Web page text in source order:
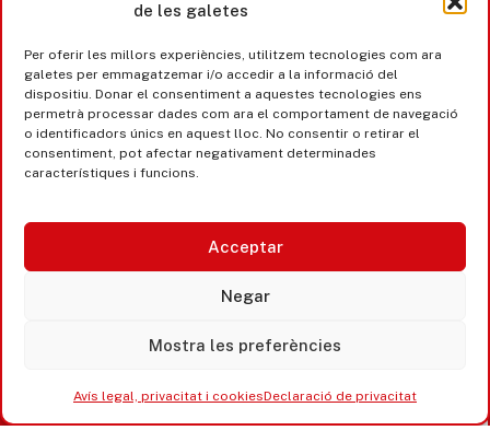
de les galetes
Per oferir les millors experiències, utilitzem tecnologies com ara
galetes per emmagatzemar i/o accedir a la informació del
dispositiu. Donar el consentiment a aquestes tecnologies ens
permetrà processar dades com ara el comportament de navegació
o identificadors únics en aquest lloc. No consentir o retirar el
consentiment, pot afectar negativament determinades
característiques i funcions.
Acceptar
Negar
Mostra les preferències
Avís legal, privacitat i cookiesDeclaració de privacitat
Castell d’Aro · Platja d’Aro · S’Agaró
365 www.platjadaro
Accesibilitat
Avís legal, privacitat i cookies